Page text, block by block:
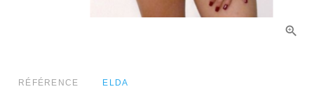
RÉFÉRENCE ELDA